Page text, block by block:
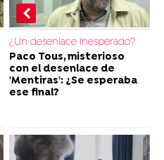
¿Un desenlace inesperado?
Paco Tous, misterioso
con el desenlace de
'Mentiras': ¿Se esperaba
ese final?